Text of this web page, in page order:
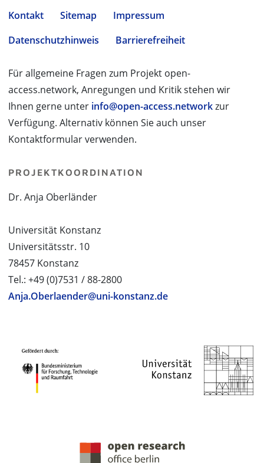
Kontakt Sitemap
Impressum
Datenschutzhinweis
Barrierefreiheit
Für allgemeine Fragen zum Projekt open-
access.network, Anregungen und Kritik stehen wir
Ihnen gerne unter info@open-access.networkzur
Verfügung. Alternativ können Sie auch unser
Kontaktformular verwenden.
PROJEKTKOORDINATION
Dr. Anja Oberländer
Universität Konstanz
Universitätsstr. 10
78457 Konstanz
Tel.: +49 (0)7531 / 88-2800
Anja.Oberlaender@uni-konstanz.de